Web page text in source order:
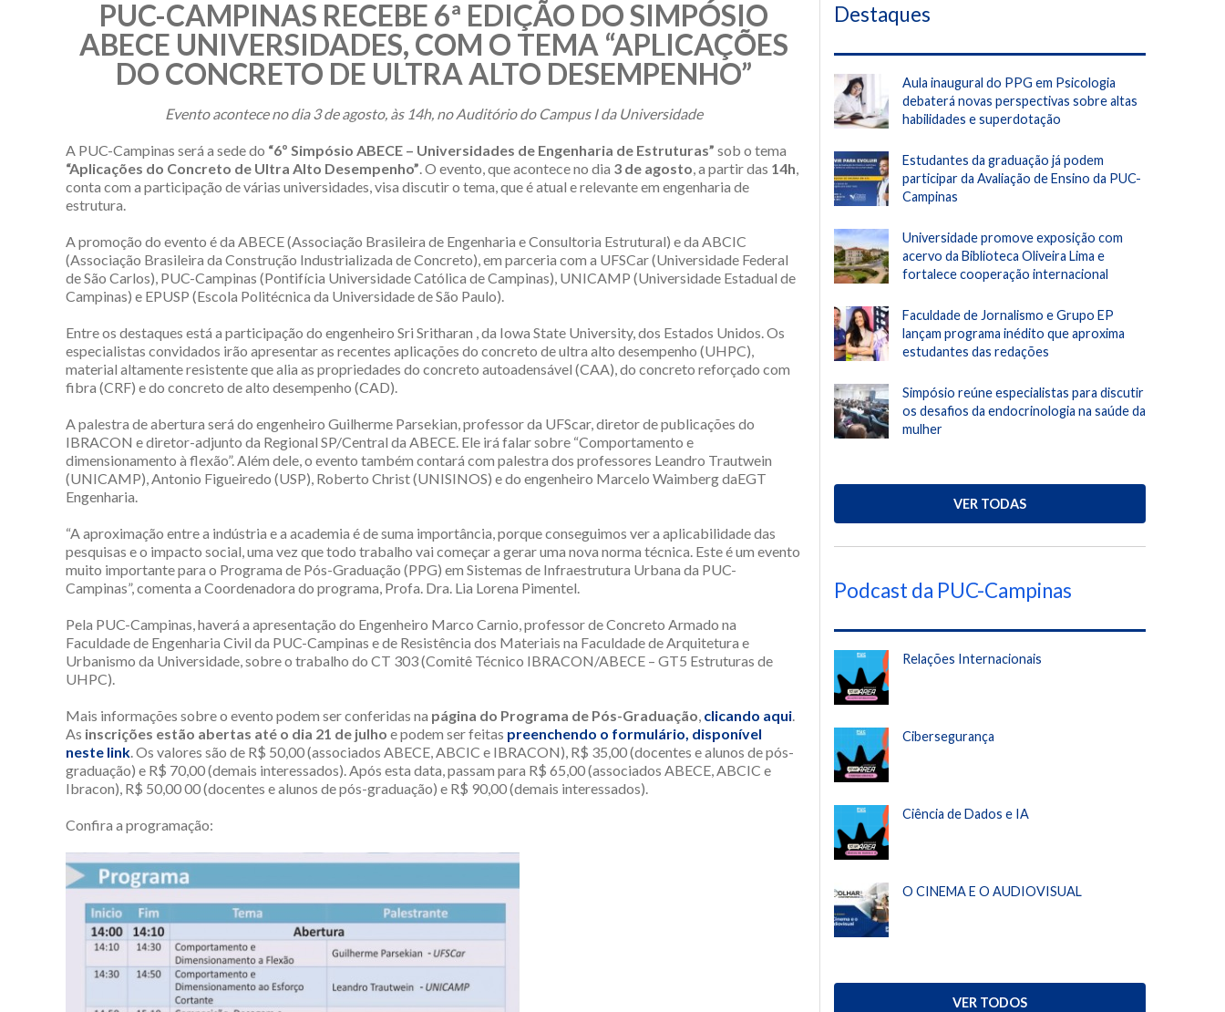
PUC-CAMPINAS RECEBE 6ª EDIÇÃO DO SIMPÓSIO
ABECE UNIVERSIDADES, COM O TEMA “APLICAÇÕES
DO CONCRETO DE ULTRA ALTO DESEMPENHO”
Evento acontece no dia 3 de agosto, às 14h, no Auditório do Campus I da Universidade
A PUC-Campinas será a sede do “6º Simpósio ABECE – Universidades de Engenharia de Estruturas” sob o tema
“Aplicações do Concreto de Ultra Alto Desempenho” . O evento, que acontece no dia 3 de agosto , a partir das 14h
conta com a participação de várias universidades, visa discutir o tema, que é atual e relevante em engenharia de
estrutura.
A promoção do evento é da ABECE (Associação Brasileira de Engenharia e Consultoria Estrutural) e da ABCIC
(Associação Brasileira da Construção Industrializada de Concreto), em parceria com a UFSCar (Universidade Federal
de São Carlos), PUC-Campinas (Pontifícia Universidade Católica de Campinas), UNICAMP (Universidade Estadual de
Campinas) e EPUSP (Escola Politécnica da Universidade de São Paulo).
Entre os destaques está a participação do engenheiro Sri Sritharan , da Iowa State University, dos Estados Unidos. Os
especialistas convidados irão apresentar as recentes aplicações do concreto de ultra alto desempenho (UHPC),
material altamente resistente que alia as propriedades do concreto autoadensável (CAA), do concreto reforçado com
fibra (CRF) e do concreto de alto desempenho (CAD).
A palestra de abertura será do engenheiro Guilherme Parsekian, professor da UFScar, diretor de publicações do
IBRACON e diretor-adjunto da Regional SP/Central da ABECE. Ele irá falar sobre “Comportamento e
dimensionamento à flexão”. Além dele, o evento também contará com palestra dos professores Leandro Trautwein
(UNICAMP), Antonio Figueiredo (USP), Roberto Christ (UNISINOS) e do engenheiro Marcelo Waimberg daEGT
Engenharia.
“A aproximação entre a indústria e a academia é de suma importância, porque conseguimos ver a aplicabilidade das
pesquisas e o impacto social, uma vez que todo trabalho vai começar a gerar uma nova norma técnica. Este é um evento
muito importante para o Programa de Pós-Graduação (PPG) em Sistemas de Infraestrutura Urbana da PUC-
Campinas”, comenta a Coordenadora do programa, Profa. Dra. Lia Lorena Pimentel.
Pela PUC-Campinas, haverá a apresentação do Engenheiro Marco Carnio, professor de Concreto Armado na
Faculdade de Engenharia Civil da PUC-Campinas e de Resistência dos Materiais na Faculdade de Arquitetura e
Urbanismo da Universidade, sobre o trabalho do CT 303 (Comitê Técnico IBRACON/ABECE – GT5 Estruturas de
UHPC).
Mais informações sobre o evento podem ser conferidas na página do Programa de Pós-Graduação clicando aqui
As inscrições estão abertas até o dia 21 de julho e podem ser feitas preenchendo o formulário, disponível
neste link . Os valores são de R$ 50,00 (associados ABECE, ABCIC e IBRACON), R$ 35,00 (docentes e alunos de pós-
graduação) e R$ 70,00 (demais interessados). Após esta data, passam para R$ 65,00 (associados ABECE, ABCIC e
Ibracon), R$ 50,00 00 (docentes e alunos de pós-graduação) e R$ 90,00 (demais interessados).
Confira a programação:
Destaques
Aula inaugural do PPG em Psicologia
debaterá novas perspectivas sobre altas
habilidades e superdotação
Estudantes da graduação já podem
participar da Avaliação de Ensino da PUC-
Campinas
Universidade promove exposição com
acervo da Biblioteca Oliveira Lima e
fortalece cooperação internacional
Faculdade de Jornalismo e Grupo EP
lançam programa inédito que aproxima
estudantes das redações
Simpósio reúne especialistas para discutir
os desafios da endocrinologia na saúde da
mulher
VER TODAS
Podcast da PUC-Campinas
Relações Internacionais
Cibersegurança
Ciência de Dados e IA
O CINEMA E O AUDIOVISUAL
VER TODOS